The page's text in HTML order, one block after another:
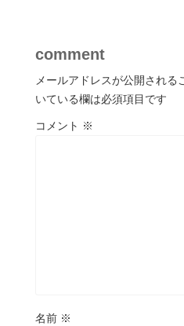
comment
メールアドレスが公開される
いている欄は必須項目です
コメント ※
名前 ※